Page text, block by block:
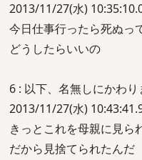
2013/11/27(水)
今日仕事行ったら死ぬっ
どうしたらいいの
6 : 以下、名無しにかわ
2013/11/27(水)
きっとこれを母親に見ら
だから見捨てられたんだ